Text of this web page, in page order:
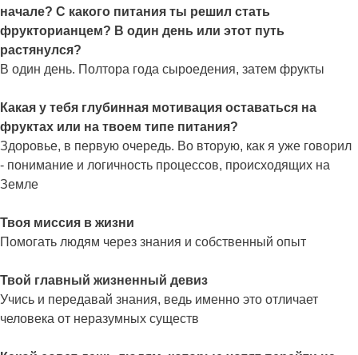
начале? С какого питания ты решил стать
фрукторианцем? В один день или этот путь
растянулся?
В один день. Полтора года сыроедения, затем фрукты
Какая у тебя глубинная мотивация оставаться на
фруктах или на твоем типе питания?
Здоровье, в первую очередь. Во вторую, как я уже говорил
- понимание и логичность процессов, происходящих на
Земле
Твоя миссия в жизни
Помогать людям через знания и собственный опыт
Твой главный жизненный девиз
Учись и передавай знания, ведь именно это отличает
человека от неразумных существ